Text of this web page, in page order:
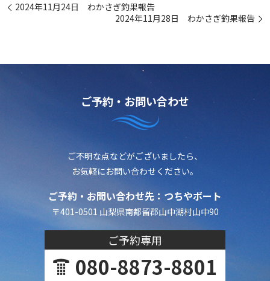
2024年11月24日 わかさぎ釣果報告
2024年11月28日 わかさぎ釣果報告
ご予約・お問い合わせ
ご不明な点などがございましたら、
お気軽にお問い合わせください。
ご予約・お問い合わせ先：つちやボート
〒401-0501 山梨県南都留郡山中湖村山中90
ご予約専用
080-8873-8801